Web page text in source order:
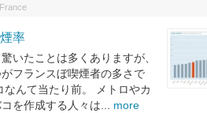
率
いたことは多くありますが、
フランスぼ喫煙者の多さで
なんて当たり前。 メトロやカ
を作成する人々は... more
France